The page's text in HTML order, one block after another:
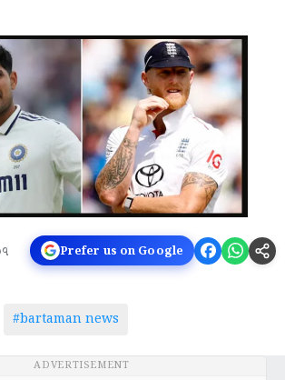
Prefer us on Google
#bartaman news
ADVERTISEMENT